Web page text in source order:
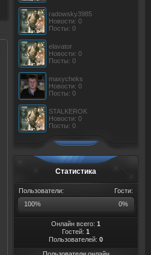
radowsky3985
Новости: 0
Посты: 0
elavator
Новости: 0
Посты: 0
maxycheks
Новости: 0
Посты: 0
STALKEROK
Новости: 0
Посты: 0
Статистика
Гости:
Пользователи:
100%
0%
Онлайн всего: 1
Гостей: 1
Пользователей: 0